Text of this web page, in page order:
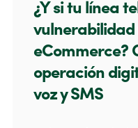
¿Y si tu línea
eCommerce?
operación
voz y SMS